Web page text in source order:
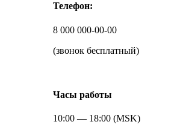
Телефон:
8 000 000-00-00
(звонок бесплатный)
Часы работы
10:00 — 18:00 (MSK)